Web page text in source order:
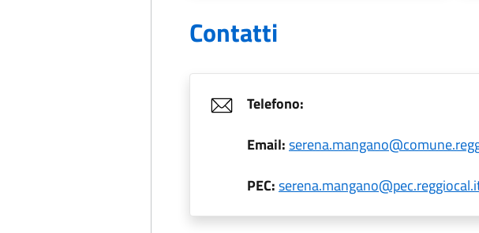
Contatti
Telefono:
Email:
PEC: